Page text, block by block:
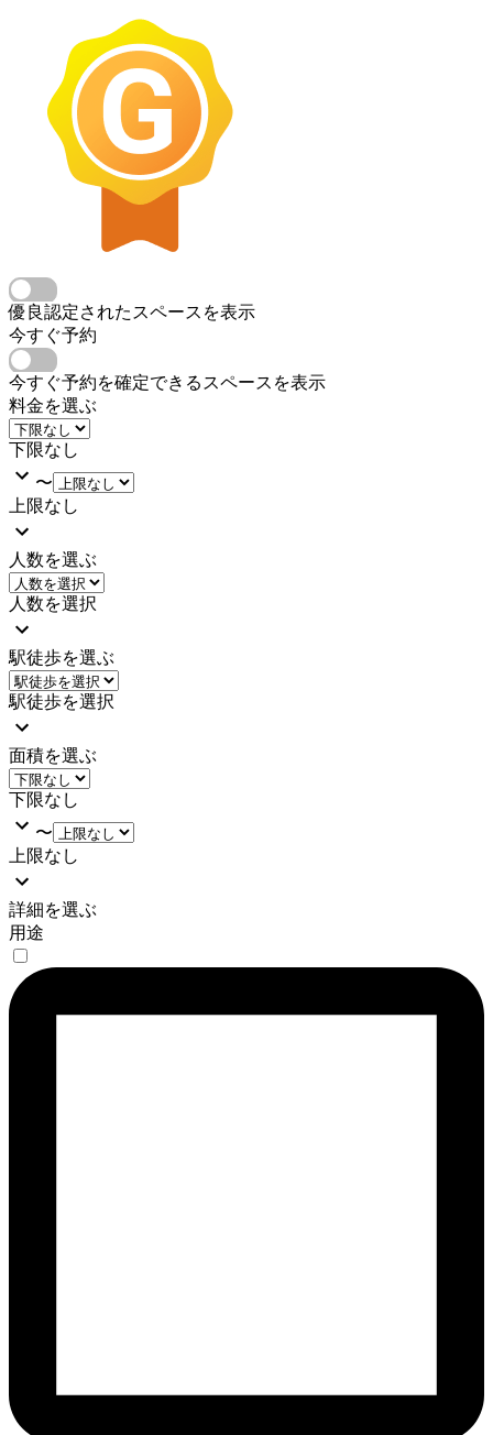
優良認定されたスペースを表示
今すぐ予約
今すぐ予約を確定できるスペースを表示
料金を選ぶ
下限なし
〜
上限なし
人数を選ぶ
人数を選択
駅徒歩を選ぶ
駅徒歩を選択
面積を選ぶ
下限なし
〜
上限なし
詳細を選ぶ
用途